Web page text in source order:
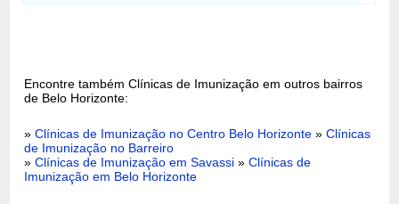
Encontre também Clínicas de Imunização em outros bairros
de Belo Horizonte:
»Clínicas de Imunização no Centro Belo Horizonte »Clínicas
de Imunização no Barreiro
»Clínicas de Imunização em Savassi »Clínicas de
Imunização em Belo Horizonte